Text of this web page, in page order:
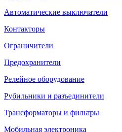
Автоматические выключатели
Контакторы
Ограничители
Предохранители
Релейное оборудование
Рубильники и разъединители
Трансформаторы и фильтры
Мобильная электроника